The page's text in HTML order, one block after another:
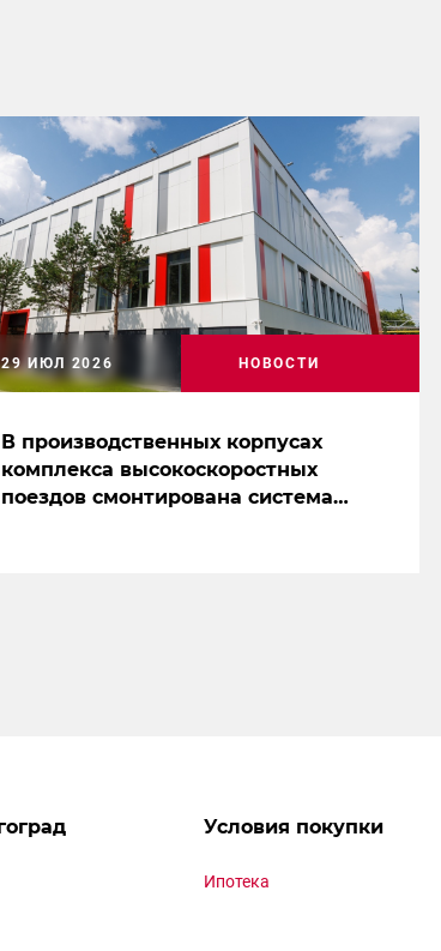
В производственных корпусах
комплекса высокоскоростных
поездов смонтирована система
29 ИЮЛ 2026 НОВОСТИ
Условия покупки
Ипотека